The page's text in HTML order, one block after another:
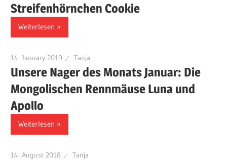
Streifenhörnchen Cookie
Weiterlesen
14. January 2019 Tanja
Unsere Nager des Monats Januar: Die
Mongolischen Rennmäuse Luna und
Apollo
Weiterlesen
14. August 2018 Tanja